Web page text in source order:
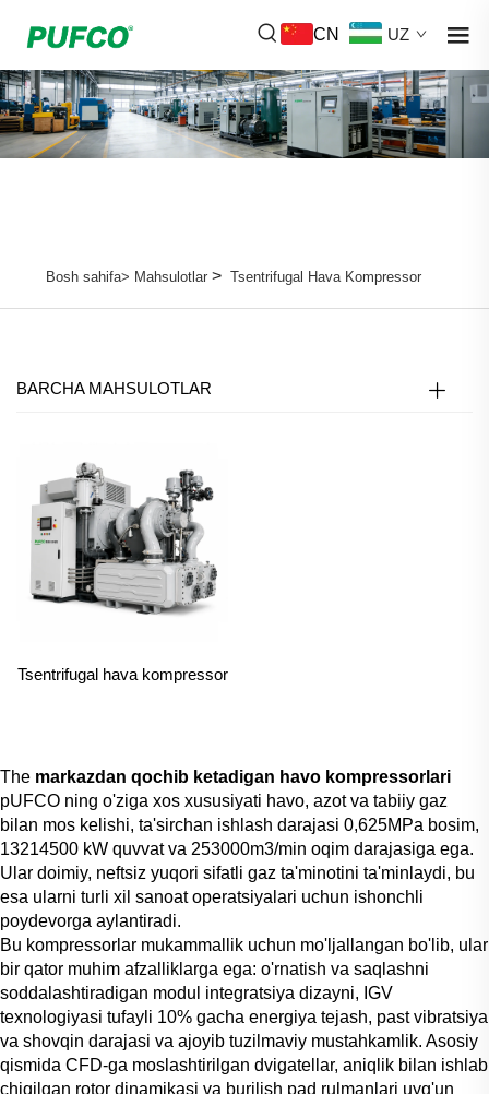
CN UZ
Bosh sahifa> Mahsulotlar> Tsentrifugal Hava Kompressor
BARCHA MAHSULOTLAR
Tsentrifugal hava kompressor
The markazdan qochib ketadigan havo kompressorlari
pUFCO ning o'ziga xos xususiyati havo, azot va tabiiy gaz
bilan mos kelishi, ta'sirchan ishlash darajasi 0,625MPa bosim,
13214500 kW quvvat va 253000m3/min oqim darajasiga ega.
Ular doimiy, neftsiz yuqori sifatli gaz ta'minotini ta'minlaydi, bu
esa ularni turli xil sanoat operatsiyalari uchun ishonchli
poydevorga aylantiradi.
Bu kompressorlar mukammallik uchun mo'ljallangan bo'lib, ular
bir qator muhim afzalliklarga ega: o'rnatish va saqlashni
soddalashtiradigan modul integratsiya dizayni, IGV
texnologiyasi tufayli 10% gacha energiya tejash, past vibratsiya
va shovqin darajasi va ajoyib tuzilmaviy mustahkamlik. Asosiy
qismida CFD-ga moslashtirilgan dvigatellar, aniqlik bilan ishlab
chiqilgan rotor dinamikasi va burilish pad rulmanlari uyg'un